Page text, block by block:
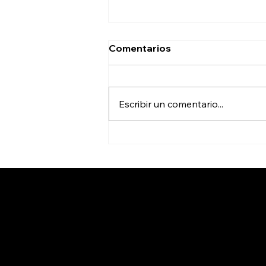
entrega de útiles escolares
Comentarios
Escribir un comentario...